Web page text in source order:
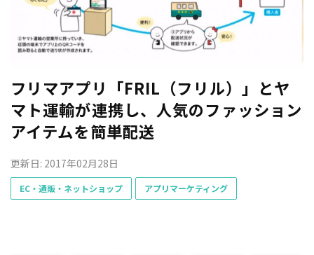
フリマアプリ「FRIL（フリル）」とヤ
マト運輸が連携し、人気のファッション
アイテムを簡単配送
更新日: 2017年02月28日
EC・通販・ネットショップ アプリマーケティング